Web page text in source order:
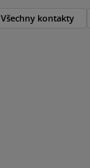
Všechny kontakty